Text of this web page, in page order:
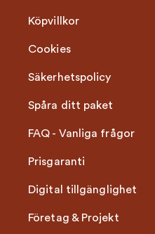
Köpvillkor
Cookies
Säkerhetspolicy
Spåra ditt paket
FAQ - Vanliga frågor
Prisgaranti
Digital tillgänglighet
Företag & Projekt